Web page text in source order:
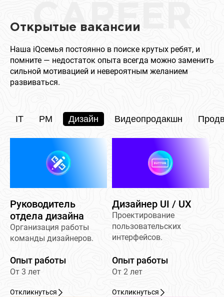
CAREER
Открытые вакансии
Наша iQсемья постоянно в поиске крутых ребят, и
помните — недостаток опыта всегда можно заменить
сильной мотивацией и невероятным желанием
развиваться.
IT PM Дизайн Видеопродакшн
Руководитель
отдела дизайна
Организация работы
команды дизайнеров.
Опыт работы
От 3 лет
Откликнуться
Дизайнер UI / UX
Проектирование
пользовательских
интерфейсов.
Опыт работы
От 2 лет
Откликнуться